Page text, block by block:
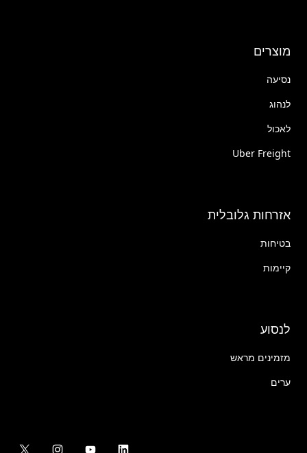
מוצרים
נסיעה
לנהוג
לאכול
Uber Freight
אזרחות גלובלית
בטיחות
קיימות
לנסוע
מזמינים מראש
ערים